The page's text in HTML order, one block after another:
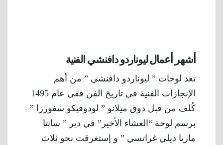
أشهر أعمال ليوناردو دافنشي الفنية
تعد لوحات ” ليوناردو دافنشي ” من أهم
الإنجازات الفنية في تاريخ الفن ففي عام 1495
كُلف من قبل دوق ميلانو ” لودوفيكو سفورزا ”
برسم لوحة “العشاء الأخير” في دير ” سانتا
ماريا ديلي غراتسي ” و إستغرقت نحو ثلاث